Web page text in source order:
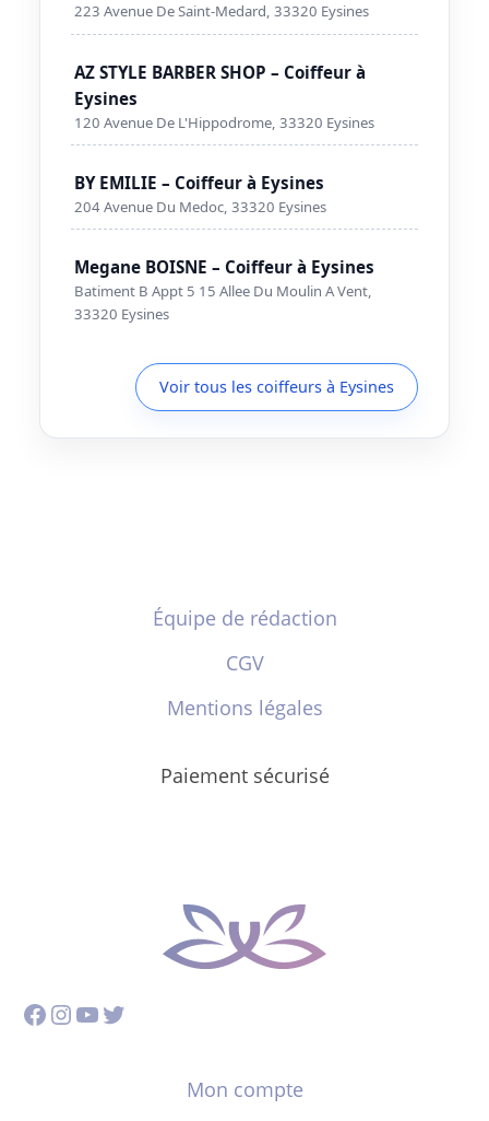
223 Avenue De Saint-Medard, 33320 Eysines
AZ STYLE BARBER SHOP – Coiffeur à
Eysines
120 Avenue De L'Hippodrome, 33320 Eysines
BY EMILIE – Coiffeur à Eysines
204 Avenue Du Medoc, 33320 Eysines
Megane BOISNE – Coiffeur à Eysines
Batiment B Appt 5 15 Allee Du Moulin A Vent,
33320 Eysines
Voir tous les coiffeurs à Eysines
Équipe de rédaction
CGV
Mentions légales
Paiement sécurisé
Facebook
Instagram
YouTube
Twitter
Mon compte